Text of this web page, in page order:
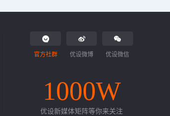
官方社群 优设微博 优设微信
1000W
优设新媒体矩阵等你来关注